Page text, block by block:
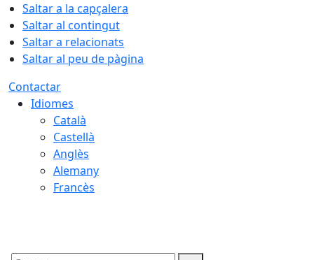
Saltar a la capçalera
Saltar al contingut
Saltar a relacionats
Saltar al peu de pàgina
Contactar
Idiomes
Català
Castellà
Anglès
Alemany
Francès